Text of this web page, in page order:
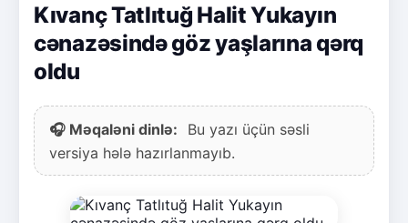
Kıvanç Tatlıtuğ Halit Yukayın
cənazəsində göz yaşlarına qərq
oldu
🎧 Məqaləni dinlə:
Bu yazı üçün səsli
versiya hələ hazırlanmayıb.